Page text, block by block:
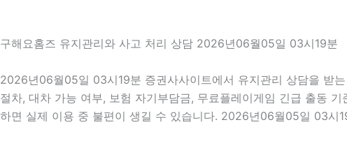
구해요홈즈 유지관리와 사고 처리 상담 2026년06월05일 03시19분
2026년06월05일 03시19분 증권사사이트에서 유지관리 상담을 받
절차, 대차 가능 여부, 보험 자기부담금, 무료플레이게임 긴급 출동
하면 실제 이용 중 불편이 생길 수 있습니다. 2026년06월05일 03시